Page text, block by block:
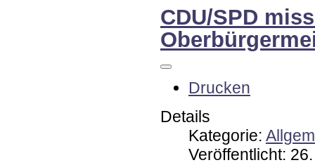
CDU/SPD
Drucken
Details
Kategorie:
Veröffentlicht: